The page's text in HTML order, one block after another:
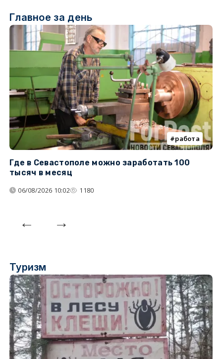
Главное за день
работа
Где в Севастополе можно заработать 100
тысяч в месяц
06/08/2026 10:02 1180
Туризм